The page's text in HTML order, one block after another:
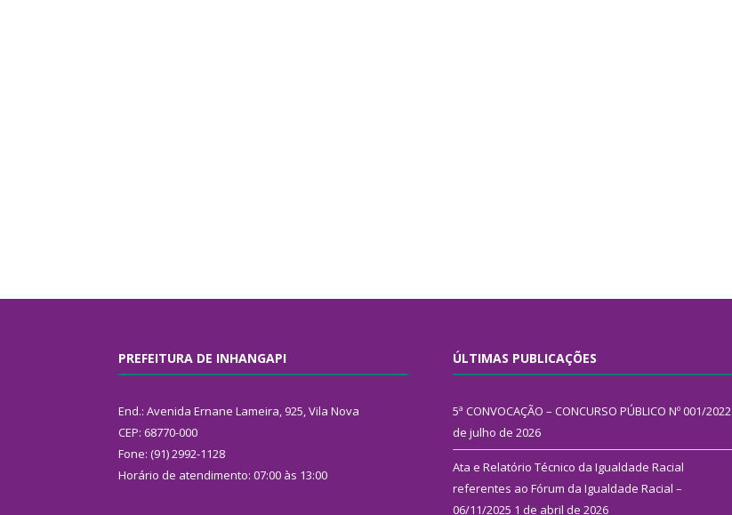
PREFEITURA DE INHANGAPI
End.: Avenida Ernane Lameira, 925, Vila Nova
CEP: 68770-000
Fone: (91) 2992-1128
Horário de atendimento: 07:00 às 13:00
ÚLTIMAS PUBLICAÇÕES
5ª CONVOCAÇÃO – CONCURSO PÚBLICO Nº 001/2022
de julho de 2026
Ata e Relatório Técnico da Igualdade Racial
referentes ao Fórum da Igualdade Racial –
06/11/2025 1 de abril de 2026